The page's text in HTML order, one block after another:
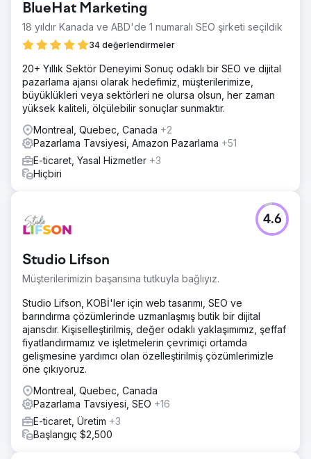
BlueHat Marketing
18 yıldır Kanada ve ABD'de 1 numaralı SEO şirketi seçildik
34 değerlendirmeler
20+ Yıllık Sektör Deneyimi Sonuç odaklı bir SEO ve dijital
pazarlama ajansı olarak hedefimiz, müşterilerimize,
büyüklükleri veya sektörleri ne olursa olsun, her zaman
yüksek kaliteli, ölçülebilir sonuçlar sunmaktır.
Montreal, Quebec, Canada +2
Pazarlama Tavsiyesi, Amazon Pazarlama +51
E-ticaret, Yasal Hizmetler +3
Hiçbiri
Studio Lifson
Müşterilerimizin başarısına tutkuyla bağlıyız.
4.6
Studio Lifson, KOBİ'ler için web tasarımı, SEO ve
barındırma çözümlerinde uzmanlaşmış butik bir dijital
ajansdır. Kişiselleştirilmiş, değer odaklı yaklaşımımız, şeffaf
fiyatlandırmamız ve işletmelerin çevrimiçi ortamda
gelişmesine yardımcı olan özelleştirilmiş çözümlerimizle
öne çıkıyoruz.
Montreal, Quebec, Canada
Pazarlama Tavsiyesi, SEO +16
E-ticaret, Üretim +3
Başlangıç $2,500